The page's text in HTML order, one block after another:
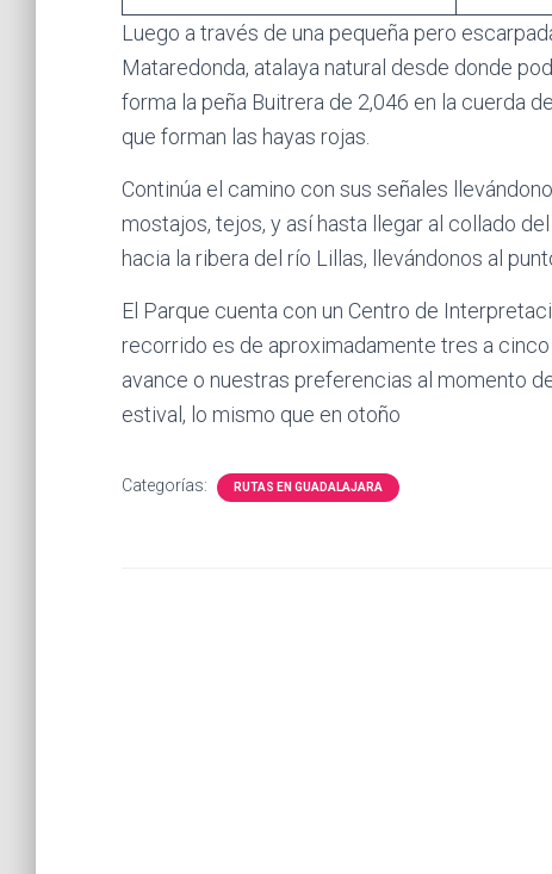
Luego a través de una pequeña pero
Mataredonda, atalaya natural desde donde
forma la peña Buitrera de 2,046 en la cuerda
que forman las hayas rojas.
Continúa el camino con sus señales
mostajos, tejos, y así hasta llegar al collado
hacia la ribera del río Lillas, llevándonos al
El Parque cuenta con un Centro de
recorrido es de aproximadamente tres a
avance o nuestras preferencias al momento
estival, lo mismo que en otoño
Categorías: RUTAS EN GUADALAJARA